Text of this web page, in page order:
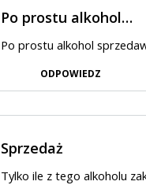
Po prostu alkohol…
Po prostu alkohol
ODPOWIEDZ
Sprzedaż
Tylko ile z tego alkoholu